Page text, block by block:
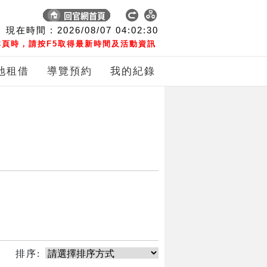
現在時間 : 2026/08/07 04:02:30
時，請按F5取得最新時間及活動資訊
租借 導覽預約 我的紀錄
排序: